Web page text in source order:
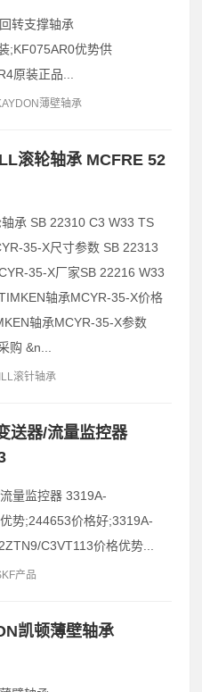
转支撑轴承
;KF075AR0优势供
原装正品...
薄壁轴承
滚轮轴承 MCFRE 52
承 SB 22310 C3 W33 TS
35-X尺寸参数 SB 22313
35-X厂家SB 22216 W33
轴承MCYR-35-X价格
轴承MCYR-35-X参数
购 &n...
滚针轴承
送器/流量监控器
量监控器 3319A-
势;244653价格好;3319A-
C3VT113价格优势...
产品
凯顿薄壁轴承